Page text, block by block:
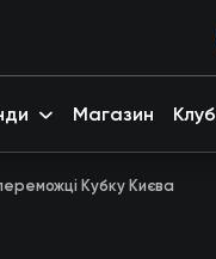
Магазин Клуб
Кубку Києва